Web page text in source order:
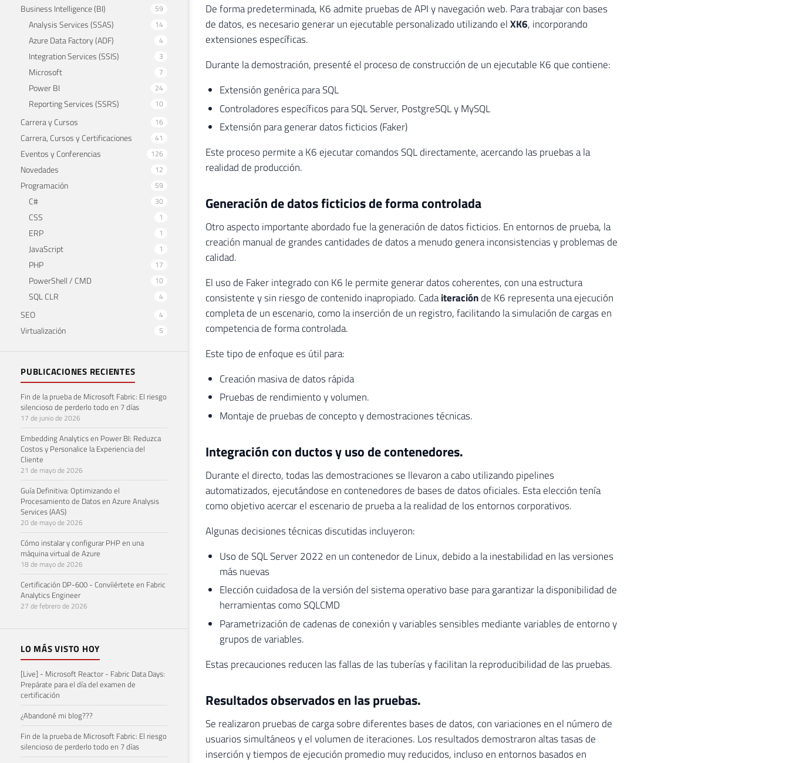
Business Intelligence (BI) 59
Analysis Services (SSAS) 14
Azure Data Factory (ADF) 4
Integration Services (SSIS) 3
Microsoft 7
Power BI 24
Reporting Services (SSRS) 10
Carrera y Cursos 16
Carrera, Cursos y Certificaciones 41
Eventos y Conferencias 126
Novedades 12
Programación 59
C# 30
CSS 1
ERP 1
JavaScript 1
PHP 17
PowerShell / CMD 10
SQL CLR 4
SEO 4
Virtualización 5
PUBLICACIONES RECIENTES
Fin de la prueba de Microsoft Fabric: El riesgo
silencioso de perderlo todo en 7 días
17 de junio de 2026
Embedding Analytics en Power BI: Reduzca
Costos y Personalice la Experiencia del
Cliente
21 de mayo de 2026
Guía Definitiva: Optimizando el
Procesamiento de Datos en Azure Analysis
Services (AAS)
20 de mayo de 2026
Cómo instalar y configurar PHP en una
máquina virtual de Azure
18 de mayo de 2026
Certificación DP-600 - Convíiértete en Fabric
Analytics Engineer
27 de febrero de 2026
LO MÁS VISTO HOY
[Live] - Microsoft Reactor - Fabric Data Days:
Prepárate para el día del examen de
certificación
¿Abandoné mi blog???
Fin de la prueba de Microsoft Fabric: El riesgo
silencioso de perderlo todo en 7 días
De forma predeterminada, K6 admite pruebas de API y navegación web. Para trabajar con bases
de datos, es necesario generar un ejecutable personalizado utilizando elXK6, incorporando
extensiones específicas.
Durante la demostración, presenté el proceso de construcción de un ejecutable K6 que contiene:
Extensión genérica para SQL
Controladores específicos para SQL Server, PostgreSQL y MySQL
Extensión para generar datos ficticios (Faker)
Este proceso permite a K6 ejecutar comandos SQL directamente, acercando las pruebas a la
realidad de producción.
Generación de datos ficticios de forma controlada
Otro aspecto importante abordado fue la generación de datos ficticios. En entornos de prueba, la
creación manual de grandes cantidades de datos a menudo genera inconsistencias y problemas de
calidad.
El uso de Faker integrado con K6 le permite generar datos coherentes, con una estructura
consistente y sin riesgo de contenido inapropiado. Cadaiteraciónde K6 representa una ejecución
completa de un escenario, como la inserción de un registro, facilitando la simulación de cargas en
competencia de forma controlada.
Este tipo de enfoque es útil para:
Creación masiva de datos rápida
Pruebas de rendimiento y volumen.
Montaje de pruebas de concepto y demostraciones técnicas.
Integración con ductos y uso de contenedores.
Durante el directo, todas las demostraciones se llevaron a cabo utilizando pipelines
automatizados, ejecutándose en contenedores de bases de datos oficiales. Esta elección tenía
como objetivo acercar el escenario de prueba a la realidad de los entornos corporativos.
Algunas decisiones técnicas discutidas incluyeron:
Uso de SQL Server 2022 en un contenedor de Linux, debido a la inestabilidad en las versiones
más nuevas
Elección cuidadosa de la versión del sistema operativo base para garantizar la disponibilidad de
herramientas como SQLCMD
Parametrización de cadenas de conexión y variables sensibles mediante variables de entorno y
grupos de variables.
Estas precauciones reducen las fallas de las tuberías y facilitan la reproducibilidad de las pruebas.
Resultados observados en las pruebas.
Se realizaron pruebas de carga sobre diferentes bases de datos, con variaciones en el número de
usuarios simultáneos y el volumen de iteraciones. Los resultados demostraron altas tasas de
inserción y tiempos de ejecución promedio muy reducidos, incluso en entornos basados ​​en